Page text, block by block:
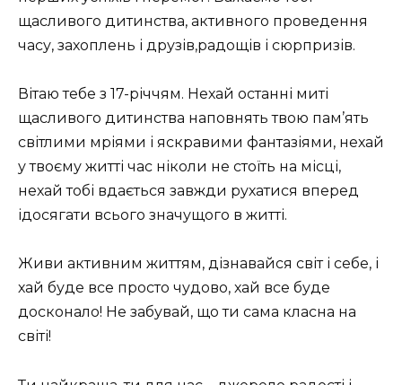
щасливого дитинства, активного проведення
часу, захоплень і друзів,радощів і сюрпризів.
Вітаю тебе з 17-річчям. Нехай останні миті
щасливого дитинства наповнять твою пам’ять
світлими мріями і яскравими фантазіями, нехай
у твоєму житті час ніколи не стоїть на місці,
нехай тобі вдається завжди рухатися вперед
ідосягати всього значущого в житті.
Живи активним життям, дізнавайся світ і себе, і
хай буде все просто чудово, хай все буде
досконало! Не забувай, що ти сама класна на
світі!